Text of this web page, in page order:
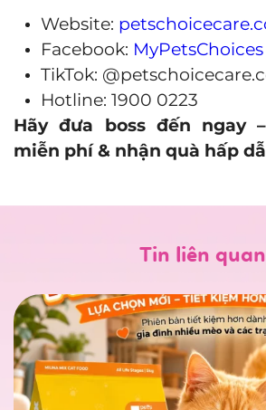
Website:
Facebook: MyPetsChoices
TikTok:
Hotline: 1900 0223
Hãy đưa boss đến ngay
miễn phí & nhận quà hấp
Tin liên quan